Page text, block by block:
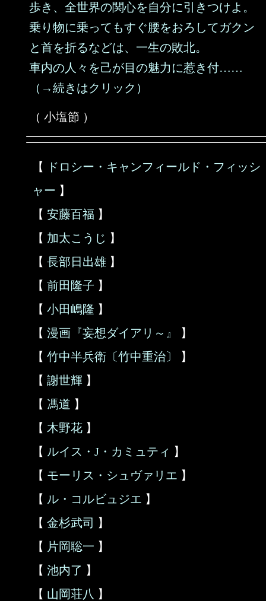
歩き、全世界の関心を自分に引きつけよ。
乗り物に乗ってもすぐ腰をおろしてガクン
と首を折るなどは、一生の敗北。
車内の人々を己が目の魅力に惹き付……
（→続きはクリック）
（ 小塩節 ）
【
ドロシー・キャンフィールド・フィッシ
ャー 】
【 安藤百福 】
【 加太こうじ 】
【 長部日出雄 】
【 前田隆子 】
【 小田嶋隆 】
【 漫画『妄想ダイアリ～』
】
【 竹中半兵衛〔竹中重治〕
】
【 謝世輝 】
【 馮道 】
【 木野花 】
【 ルイス・J・カミュティ 】
【 モーリス・シュヴァリエ 】
【 ル・コルビュジエ 】
【 金杉武司 】
【 片岡聡一 】
【 池内了 】
【 山岡荘八 】